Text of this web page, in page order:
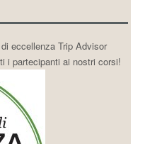
eccellenza Trip Advisor
i partecipanti ai nostri corsi!